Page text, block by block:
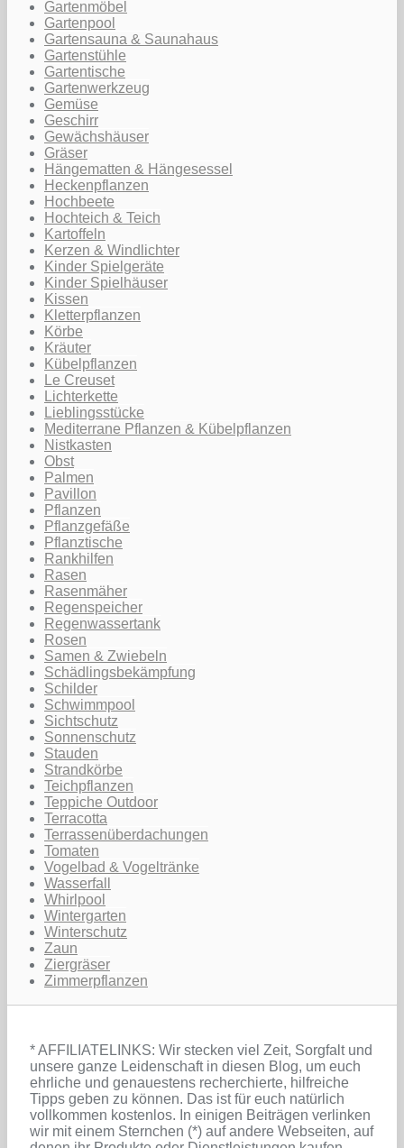
Gartenmöbel
Gartenpool
Gartensauna & Saunahaus
Gartenstühle
Gartentische
Gartenwerkzeug
Gemüse
Geschirr
Gewächshäuser
Gräser
Hängematten & Hängesessel
Heckenpflanzen
Hochbeete
Hochteich & Teich
Kartoffeln
Kerzen & Windlichter
Kinder Spielgeräte
Kinder Spielhäuser
Kissen
Kletterpflanzen
Körbe
Kräuter
Kübelpflanzen
Le Creuset
Lichterkette
Lieblingsstücke
Mediterrane Pflanzen & Kübelpflanzen
Nistkasten
Obst
Palmen
Pavillon
Pflanzen
Pflanzgefäße
Pflanztische
Rankhilfen
Rasen
Rasenmäher
Regenspeicher
Regenwassertank
Rosen
Samen & Zwiebeln
Schädlingsbekämpfung
Schilder
Schwimmpool
Sichtschutz
Sonnenschutz
Stauden
Strandkörbe
Teichpflanzen
Teppiche Outdoor
Terracotta
Terrassenüberdachungen
Tomaten
Vogelbad & Vogeltränke
Wasserfall
Whirlpool
Wintergarten
Winterschutz
Zaun
Ziergräser
Zimmerpflanzen
* AFFILIATELINKS: Wir stecken viel Zeit, Sorgfalt und
unsere ganze Leidenschaft in diesen Blog, um euch
ehrliche und genauestens recherchierte, hilfreiche
Tipps geben zu können. Das ist für euch natürlich
vollkommen kostenlos. In einigen Beiträgen verlinken
wir mit einem Sternchen (*) auf andere Webseiten, auf